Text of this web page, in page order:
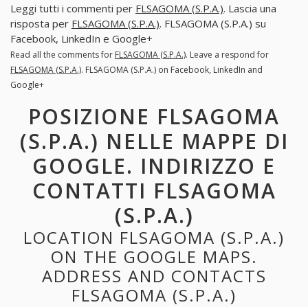
Leggi tutti i commenti per FLSAGOMA (S.P.A.). Lascia una
risposta per FLSAGOMA (S.P.A.). FLSAGOMA (S.P.A.) su
Facebook, LinkedIn e Google+
Read all the comments for FLSAGOMA (S.P.A.). Leave a respond for
FLSAGOMA (S.P.A.). FLSAGOMA (S.P.A.) on Facebook, LinkedIn and
Google+
POSIZIONE FLSAGOMA
(S.P.A.) NELLE MAPPE DI
GOOGLE. INDIRIZZO E
CONTATTI FLSAGOMA
(S.P.A.)
LOCATION FLSAGOMA (S.P.A.)
ON THE GOOGLE MAPS.
ADDRESS AND CONTACTS
FLSAGOMA (S.P.A.)